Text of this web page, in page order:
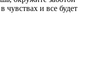
и все будет